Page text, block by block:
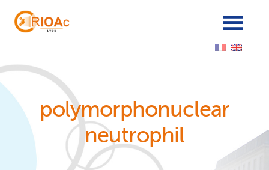
polymorphonuclear
neutrophil
Cookies management panel